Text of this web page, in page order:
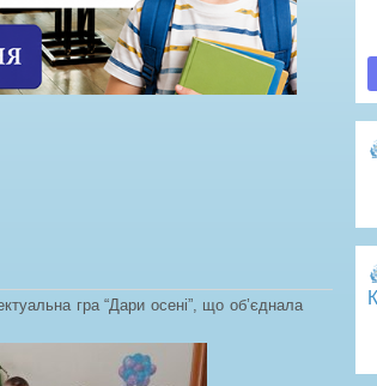
гра “Дари осені”, що об’єднала